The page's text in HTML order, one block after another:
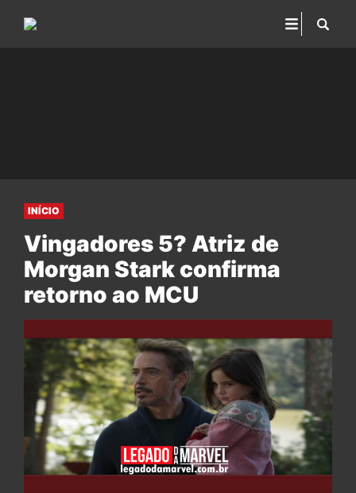
INÍCIO
Vingadores 5? Atriz de
Morgan Stark confirma
retorno ao MCU